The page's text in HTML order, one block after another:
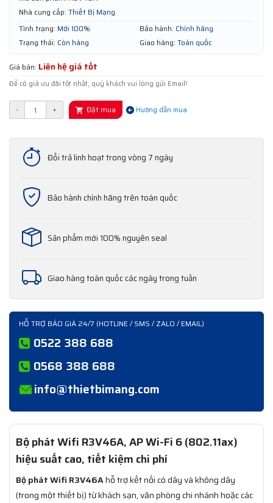
Nhà cung cấp: Thiết Bị Mạng
Tình trạng: Mới 100% Bảo hành: Chính hãng
Trạng thái: Còn hàng Giao hàng: Toàn quốc
Giá bán: Liên hệ giá tốt
Để có giá ưu đãi tốt nhất, quý khách vui lòng gửi Email!
- + Đặt mua Hướng dẫn mua
Đổi trả linh hoạt trong vòng 7 ngày
Bảo hành chính hãng trên toàn quốc
Sản phẩm mới 100% nguyên seal
Giao hàng toàn quốc các ngày trong tuần
HỖ TRỢ BÁO GIÁ 24/7 (HOTLINE / SMS / ZALO / EMAIL)
0522 388 688
0568 388 688
info@thietbimang.com
Bộ phát Wifi R3V46A, AP Wi-Fi 6 (802.11ax)
hiệu suất cao, tiết kiệm chi phí
Bộ phát Wifi R3V46Ahỗ trợ kết nối có dây và không dây
(trong một thiết bị) từ khách sạn, văn phòng chi nhánh hoặc các